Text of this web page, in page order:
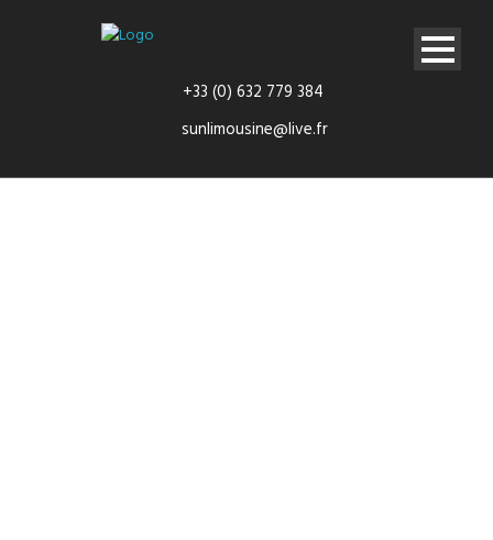
+33 (0) 632 779 384
sunlimousine@live.fr